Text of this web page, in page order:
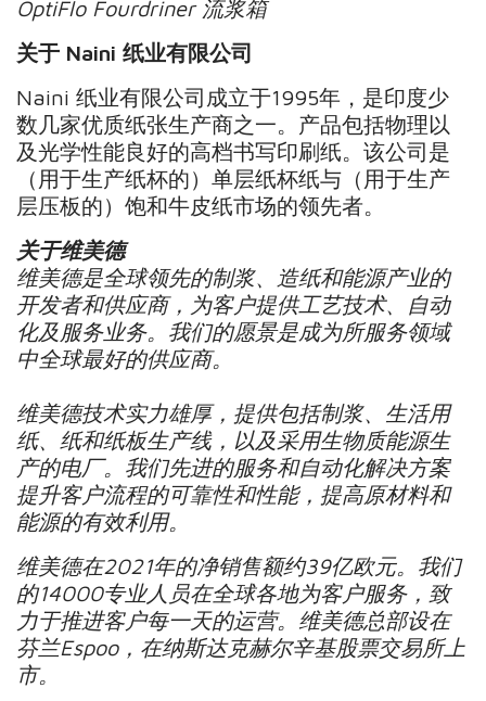
OptiFlo Fourdriner 流浆箱
关于 Naini纸业有限公司
Naini 纸业有限公司成立于1995年，是印度少
数几家优质纸张生产商之一。产品包括物理以
及光学性能良好的高档书写印刷纸。该公司是
（用于生产纸杯的）单层纸杯纸与（用于生产
层压板的）饱和牛皮纸市场的领先者。
关于维美德
维美德是全球领先的制浆、造纸和能源产业的
开发者和供应商，为客户提供工艺技术、自动
化及服务业务。我们的愿景是成为所服务领域
中全球最好的供应商。
维美德技术实力雄厚，提供包括制浆、生活用
纸、纸和纸板生产线，以及采用生物质能源生
产的电厂。我们先进的服务和自动化解决方案
提升客户流程的可靠性和性能，提高原材料和
能源的有效利用。
维美德在2021年的净销售额约39亿欧元。我们
的14000专业人员在全球各地为客户服务，致
力于推进客户每一天的运营。维美德总部设在
芬兰Espoo，在纳斯达克赫尔辛基股票交易所上
市。